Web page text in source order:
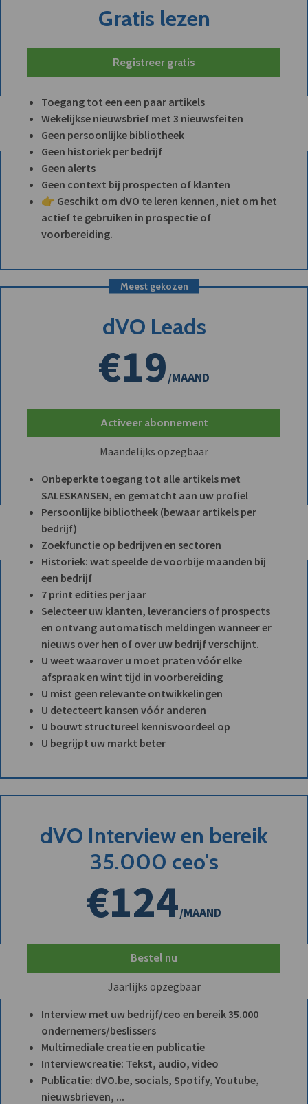
Gratis lezen
Registreer gratis
Toegang tot een een paar artikels
Wekelijkse nieuwsbrief met 3 nieuwsfeiten
Geen persoonlijke bibliotheek
Geen historiek per bedrijf
Geen alerts
Geen context bij prospecten of klanten
👉 Geschikt om dVO te leren kennen, niet om het
actief te gebruiken in prospectie of
voorbereiding.
Meest gekozen
dVO Leads
€19/MAAND
Activeer abonnement
Maandelijks opzegbaar
Onbeperkte toegang tot alle artikels met
SALESKANSEN, en gematcht aan uw profiel
Persoonlijke bibliotheek (bewaar artikels per
bedrijf)
Zoekfunctie op bedrijven en sectoren
Historiek: wat speelde de voorbije maanden bij
een bedrijf
7 print edities per jaar
Selecteer uw klanten, leveranciers of prospects
en ontvang automatisch meldingen wanneer er
nieuws over hen of over uw bedrijf verschijnt.
U weet waarover u moet praten vóór elke
afspraak en wint tijd in voorbereiding
U mist geen relevante ontwikkelingen
U detecteert kansen vóór anderen
U bouwt structureel kennisvoordeel op
U begrijpt uw markt beter
dVO Interview en bereik
35.000 ceo's
€124/MAAND
Bestel nu
Jaarlijks opzegbaar
Interview met uw bedrijf/ceo en bereik 35.000
ondernemers/beslissers
Multimediale creatie en publicatie
Interviewcreatie: Tekst, audio, video
Publicatie: dVO.be, socials, Spotify, Youtube,
nieuwsbrieven, ...